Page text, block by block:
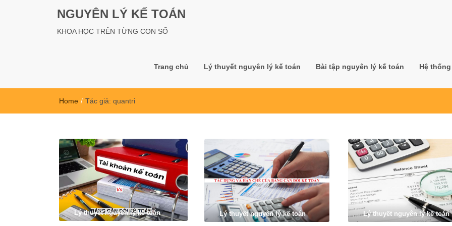
NGUYÊN LÝ KẾ TOÁN
KHOA HỌC TRÊN TỪNG CON SỐ
Trang chủ Lý thuyết nguyên lý kế toán Bài tập nguyên lý kế toán Hệ
Home / Tác giả: quantri
Lý thuyết nguyên lý kế toán Lý thuyết nguyên lý kế toán Lý thuyết nguyên lý kế toán